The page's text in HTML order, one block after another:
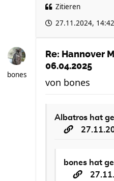
Zitieren
27.11.2024, 14:42
bones
Re: Hannover
06.04.2025
von bones
Albatros hat
bones hat